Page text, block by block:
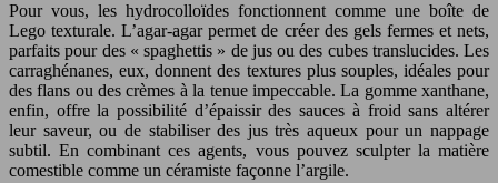
Pour vous, les hydrocolloïdes fonctionnent comme une boîte de
Lego texturale. L’agar-agar permet de créer des gels fermes et nets,
parfaits pour des « spaghettis » de jus ou des cubes translucides. Les
carraghénanes, eux, donnent des textures plus souples, idéales pour
des flans ou des crèmes à la tenue impeccable. La gomme xanthane,
enfin, offre la possibilité d’épaissir des sauces à froid sans altérer
leur saveur, ou de stabiliser des jus très aqueux pour un nappage
subtil. En combinant ces agents, vous pouvez sculpter la matière
comestible comme un céramiste façonne l’argile.